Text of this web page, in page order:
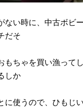
ない時に、中古ボビ
だそ
もちゃを買い漁って
しか
に使うので、ひもじ